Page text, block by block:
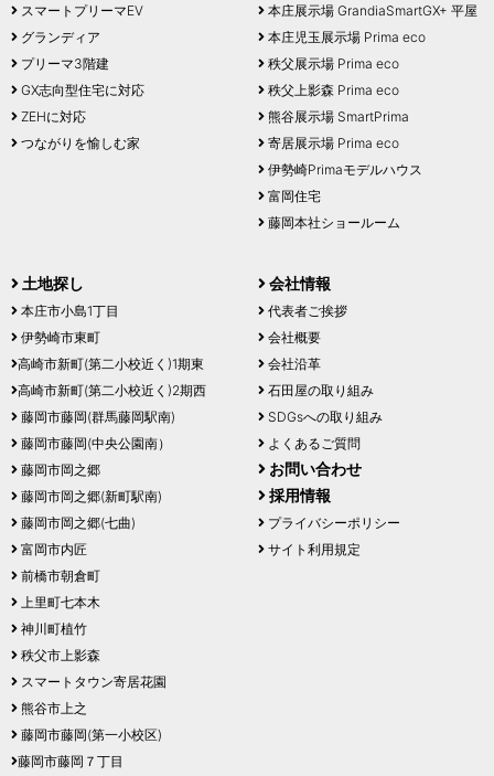
スマートプリーマEV
グランディア
プリーマ3階建
GX志向型住宅に対応
ZEHに対応
つながりを愉しむ家
本庄展示場 GrandiaSmartGX+ 平屋
本庄児玉展示場 Prima eco
秩父展示場 Prima eco
秩父上影森 Prima eco
熊谷展示場 SmartPrima
寄居展示場 Prima eco
伊勢崎Primaモデルハウス
富岡住宅
藤岡本社ショールーム
土地探し
本庄市小島1丁目
伊勢崎市東町
高崎市新町(第二小校近く)1期東
高崎市新町(第二小校近く)2期西
藤岡市藤岡(群馬藤岡駅南)
藤岡市藤岡(中央公園南）
藤岡市岡之郷
藤岡市岡之郷(新町駅南)
藤岡市岡之郷(七曲)
富岡市内匠
前橋市朝倉町
上里町七本木
神川町植竹
秩父市上影森
スマートタウン寄居花園
熊谷市上之
藤岡市藤岡(第一小校区)
藤岡市藤岡７丁目
会社情報
代表者ご挨拶
会社概要
会社沿革
石田屋の取り組み
SDGsへの取り組み
よくあるご質問
お問い合わせ
採用情報
プライバシーポリシー
サイト利用規定